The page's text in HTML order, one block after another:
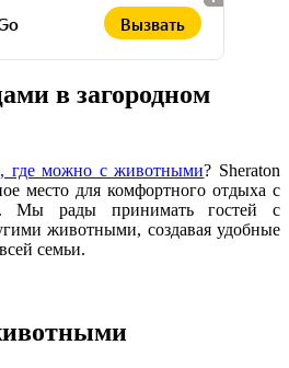
Вызвать
в загородном
где можно с животными? Sheraton
место для комфортного отдыха с
Мы рады принимать гостей с
животными, создавая удобные
семьи.